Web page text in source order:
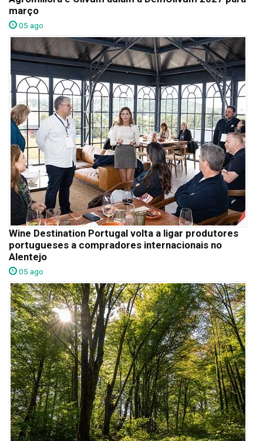
março
05 ago
Wine Destination Portugal volta a ligar produtores
portugueses a compradores internacionais no
Alentejo
05 ago